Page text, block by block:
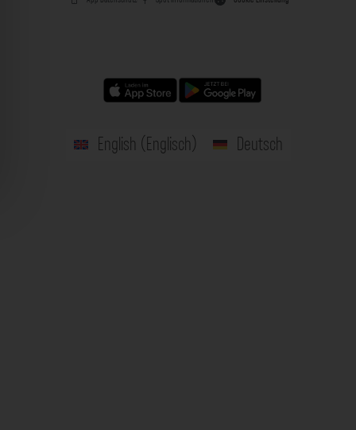
English (Englisch) Deutsch